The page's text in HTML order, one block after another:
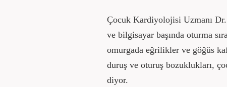
Çocuk Kardiyolojisi Uzmanı
ve bilgisayar başında oturma
omurgada eğrilikler ve göğüs
duruş ve oturuş bozuklukları,
diyor.